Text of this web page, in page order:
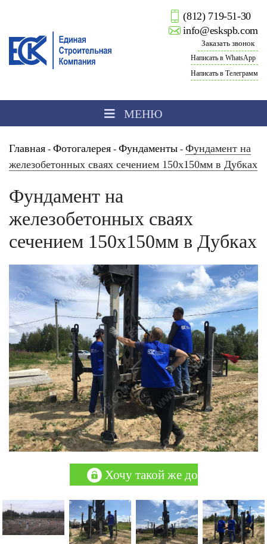
(812) 719-51-30
info@eskspb.com
Заказать звонок
Написать в WhatsApp
Написать в Телеграмм
МЕНЮ
Главная - Фотогалерея - Фундаменты - Фундамент на
железобетонных сваях сечением 150х150мм в Дубках
Фундамент на
железобетонных сваях
сечением 150х150мм в Дубках
Хочу такой же дом